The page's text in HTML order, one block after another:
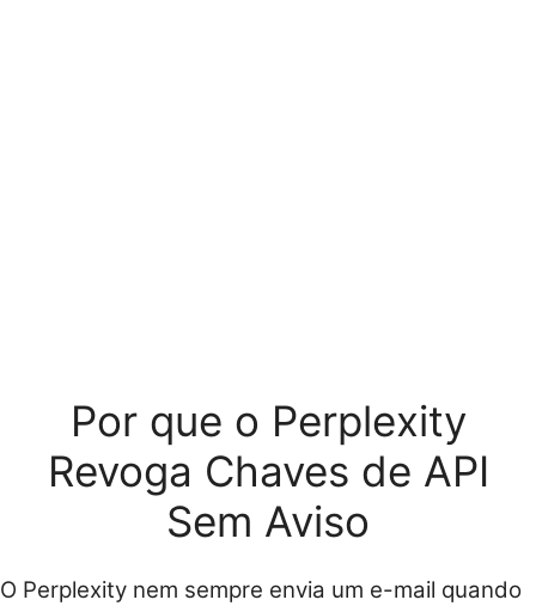
Por que o Perplexity
Revoga Chaves de API
Sem Aviso
O Perplexity nem sempre envia um e-mail quando